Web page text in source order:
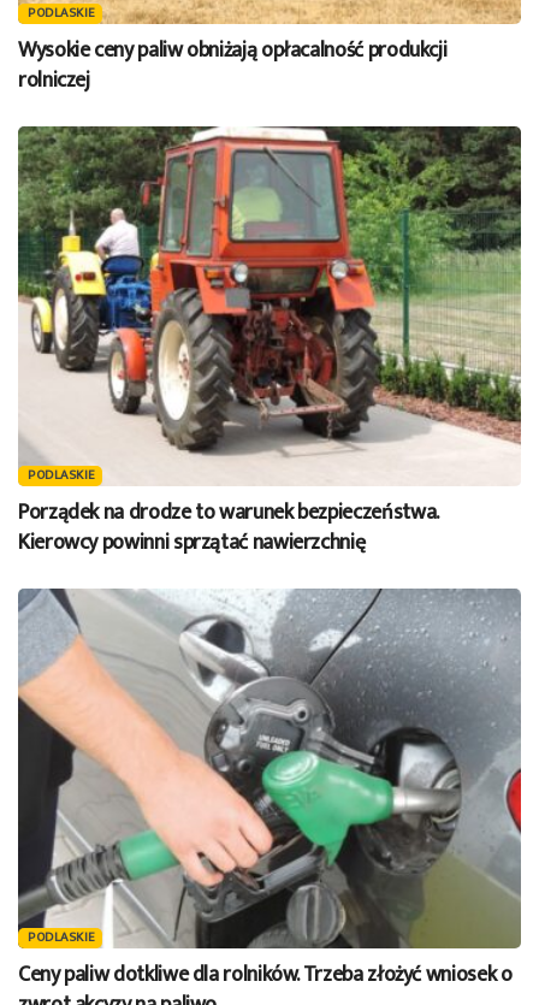
PODLASKIE
Wysokie ceny paliw obniżają opłacalność produkcji
rolniczej
PODLASKIE
Porządek na drodze to warunek bezpieczeństwa.
Kierowcy powinni sprzątać nawierzchnię
PODLASKIE
Ceny paliw dotkliwe dla rolników. Trzeba złożyć wniosek o